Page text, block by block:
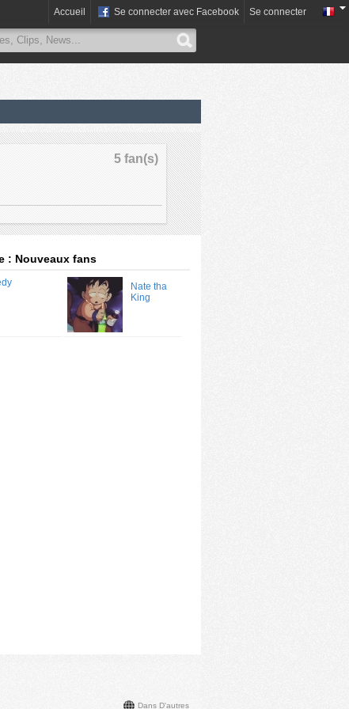
Accueil Se connecter avec Facebook Se connecter
5 fan(s)
: Nouveaux fans
Nate tha
King
Dans D'autres